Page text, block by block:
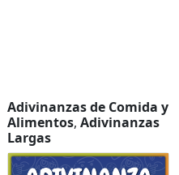
Adivinanzas de Comida y
Alimentos, Adivinanzas
Largas